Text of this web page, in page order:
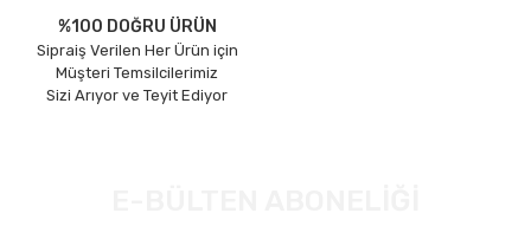
%100 DOĞRU ÜRÜN
Sipraiş Verilen Her Ürün için
Müşteri Temsilcilerimiz
Sizi Arıyor ve Teyit Ediyor